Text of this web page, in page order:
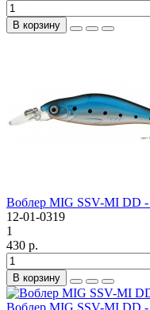
В корзину
Воблер MIG SSV-MI DD -
12-01-0319
1
430 р.
В корзину
Воблер MIG SSV-MI DD -